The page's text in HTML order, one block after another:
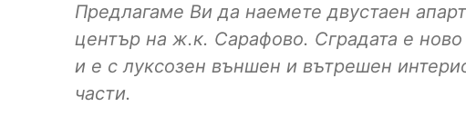
Предлагаме Ви да наемете двустаен
център на ж.к. Сарафово. Сградата е
и е с луксозен външен и вътрешен
части.